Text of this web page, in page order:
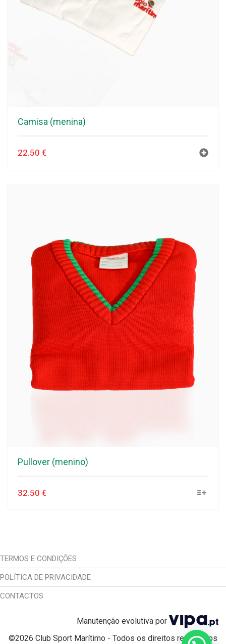
Camisa (menina)
22.50 €
Pullover (menino)
32.50 €
TERMOS E CONDIÇÕES
POLÍTICA DE PRIVACIDADE
CONTACTOS
©2026 Club Sport Marítimo - Todos os direitos reservados
Manutenção evolutiva por